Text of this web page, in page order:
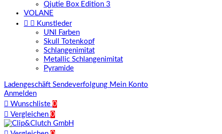
Qjutie Box Edition 3
VOLANE
  Kunstleder
UNI Farben
Skull Totenkopf
Schlangenimitat
Metallic Schlangenimitat
Pyramide
Ladengeschäft Sendeverfolgung Mein Konto
Anmelden
 Wunschliste 0
 Vergleichen 0